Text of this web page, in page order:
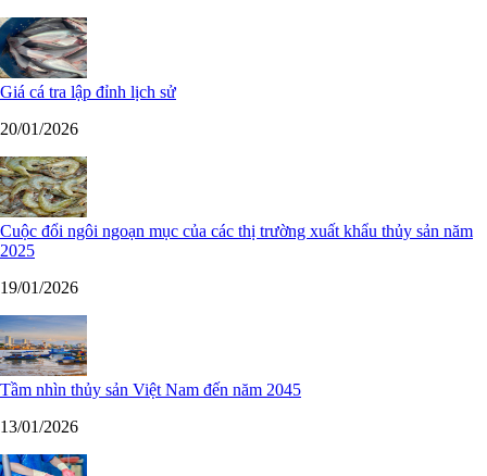
Giá cá tra lập đỉnh lịch sử
20/01/2026
Cuộc đổi ngôi ngoạn mục của các thị trường xuất khẩu thủy sản năm
2025
19/01/2026
Tầm nhìn thủy sản Việt Nam đến năm 2045
13/01/2026